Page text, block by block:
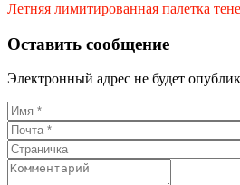
Летняя лимитированная палетка
Оставить сообщение
Электронный адрес не будет